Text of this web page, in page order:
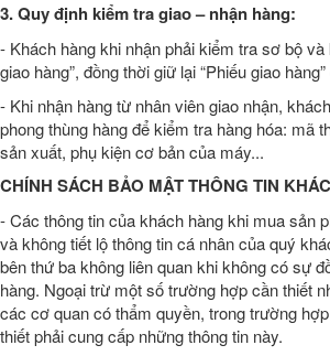
3. Quy định kiểm tra giao – nhận hàng:
- Khách hàng khi nhận phải kiểm tra sơ bộ
giao hàng”, đồng thời giữ lại “Phiếu giao
- Khi nhận hàng từ nhân viên giao nhận,
phong thùng hàng để kiểm tra hàng hóa: mã
sản xuất, phụ kiện cơ bản của máy...
CHÍNH SÁCH BẢO MẬT THÔNG TIN
- Các thông tin của khách hàng khi mua sản
và không tiết lộ thông tin cá nhân của quý
bên thứ ba không liên quan khi không có sự
hàng. Ngoại trừ một số trường hợp cần thiết
các cơ quan có thẩm quyền, trong trường
thiết phải cung cấp những thông tin này.